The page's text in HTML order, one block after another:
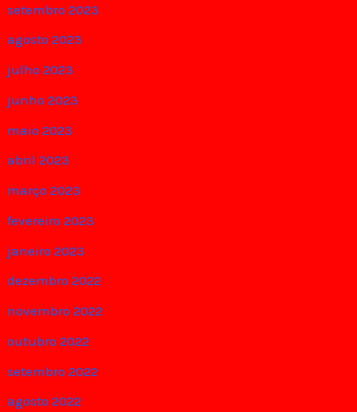
setembro 2023
agosto 2023
julho 2023
junho 2023
maio 2023
abril 2023
março 2023
fevereiro 2023
janeiro 2023
dezembro 2022
novembro 2022
outubro 2022
setembro 2022
agosto 2022